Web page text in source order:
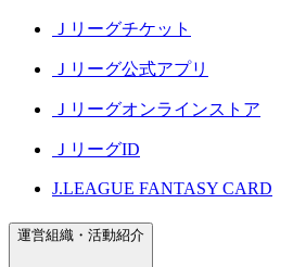
Ｊリーグチケット
Ｊリーグ公式アプリ
Ｊリーグオンラインストア
ＪリーグID
J.LEAGUE FANTASY CARD
運営組織・活動紹介